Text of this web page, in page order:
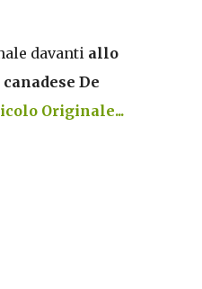
davanti allo
De
Originale...